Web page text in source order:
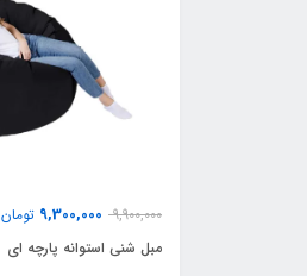
9,900,000
9,300,000 تومان
مبل شنی استوانه پارچه ای